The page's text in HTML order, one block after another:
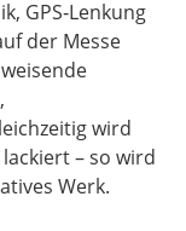
GPS‑Lenkung
der Messe
wird
– so wird